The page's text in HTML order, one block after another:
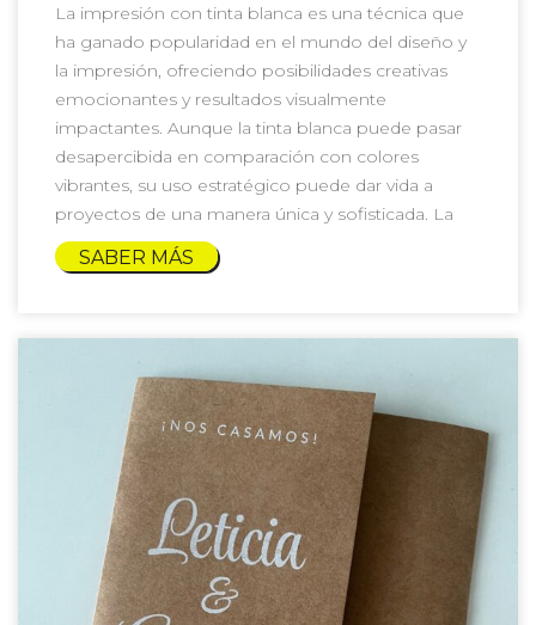
La impresión con tinta blanca es una técnica que
ha ganado popularidad en el mundo del diseño y
la impresión, ofreciendo posibilidades creativas
emocionantes y resultados visualmente
impactantes. Aunque la tinta blanca puede pasar
desapercibida en comparación con colores
vibrantes, su uso estratégico puede dar vida a
proyectos de una manera única y sofisticada. La
SABER MÁS